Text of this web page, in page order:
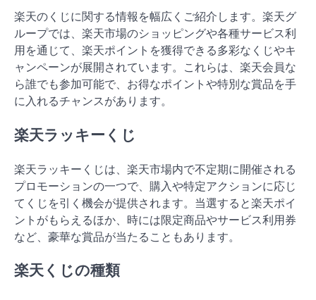
楽天のくじに関する情報を幅広くご紹介します。楽天グ
ループでは、楽天市場のショッピングや各種サービス利
用を通じて、楽天ポイントを獲得できる多彩なくじやキ
ャンペーンが展開されています。これらは、楽天会員な
ら誰でも参加可能で、お得なポイントや特別な賞品を手
に入れるチャンスがあります。
楽天ラッキーくじ
楽天ラッキーくじは、楽天市場内で不定期に開催される
プロモーションの一つで、購入や特定アクションに応じ
てくじを引く機会が提供されます。当選すると楽天ポイ
ントがもらえるほか、時には限定商品やサービス利用券
など、豪華な賞品が当たることもあります。
楽天くじの種類